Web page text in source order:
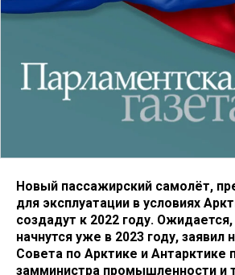
Новый пассажирский самолёт,
для эксплуатации в условиях
создадут к 2022 году.
начнутся уже в 2023 году, заявил
Совета по Арктике и Антарктике
замминистра промышленности и